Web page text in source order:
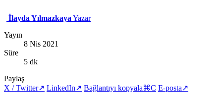
İlayda Yılmazkaya Yazar
Yayın
8 Nis 2021
Süre
5 dk
Paylaş
X / Twitter↗ LinkedIn↗ Bağlantıyı kopyala⌘C E-posta↗